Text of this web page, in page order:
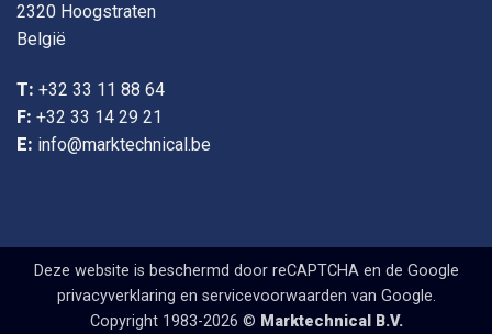
2320 Hoogstraten
België
T: +32 33 11 88 64
F: +32 33 14 29 21
E: info@marktechnical.be
Deze website is beschermd door reCAPTCHA en de Google
privacyverklaring en servicevoorwaarden van Google.
Copyright 1983-2026 © Marktechnical B.V.